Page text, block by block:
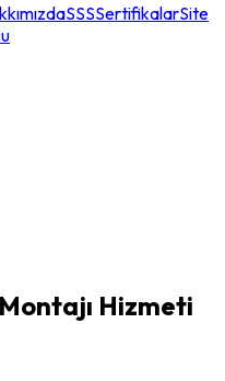
SSSSertifikalarSite
Hizmeti